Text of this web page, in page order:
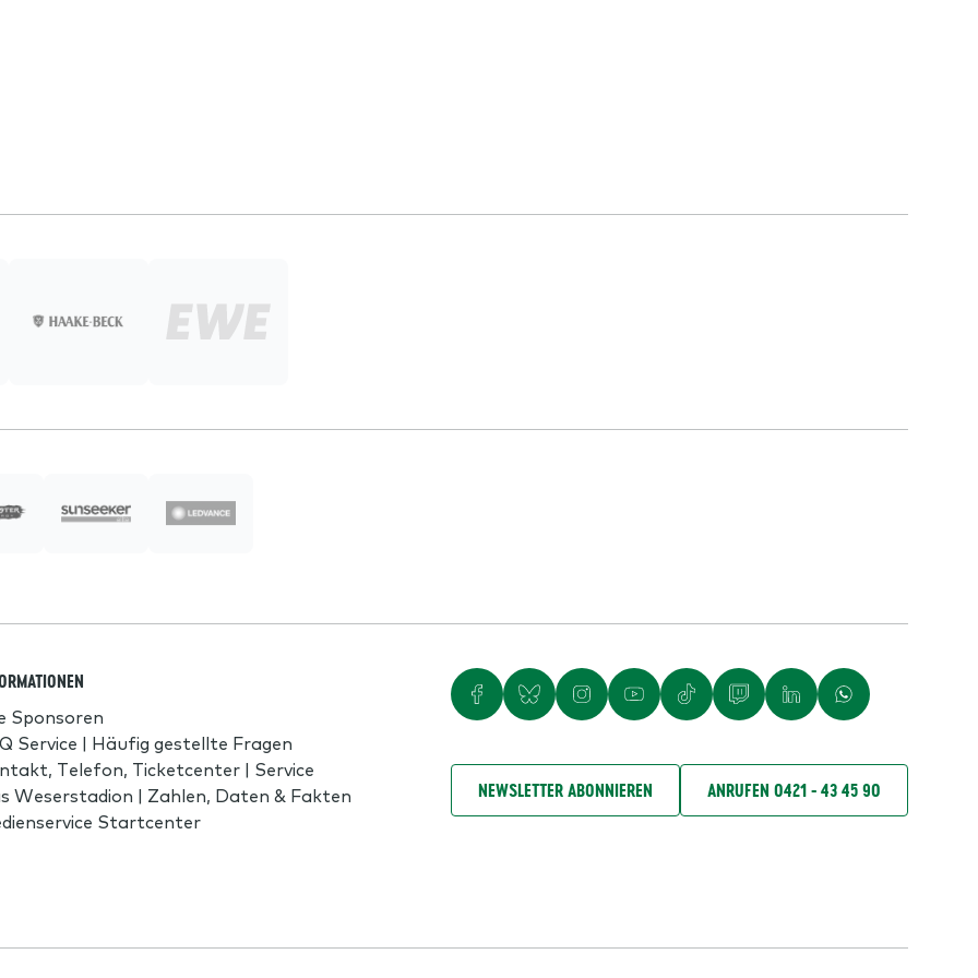
Sponsoren
Service | Häufig gestellte Fragen
Telefon, Ticketcenter | Service
Weserstadion | Zahlen, Daten & Fakten
Startcenter
NEWSLETTER ABONNIEREN ANRUFEN 0421 - 43 45 90